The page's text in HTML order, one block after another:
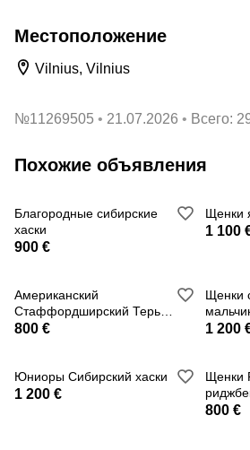
Местоположение
Vilnius, Vilnius
№11269505 21.07.2026 Всего:
Похожие объявления
Благородные сибирские
хаски
900 €
Щенки
1 100
Американский
Стаффордширский Терьер
Щенки
800 €
Щенки
1 200
Юниоры Сибирский хаски
1 200 €
Щенки
800 €